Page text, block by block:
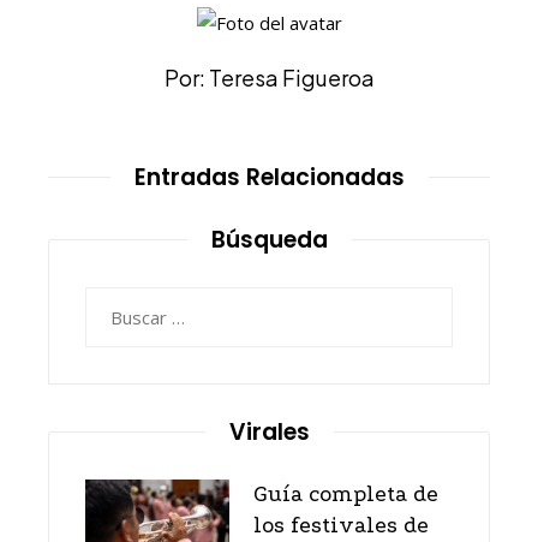
Por: Teresa Figueroa
Entradas Relacionadas
Búsqueda
Virales
Guía completa de
los festivales de